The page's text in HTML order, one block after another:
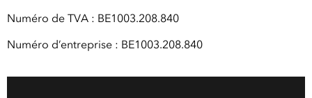
Numéro de TVA : BE1003.208.840
Numéro d’entreprise : BE1003.208.840